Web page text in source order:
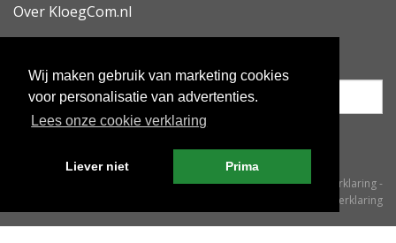
Wij maken gebruik van marketing cookies
voor personalisatie van advertenties.
Lees onze cookie verklaring
Liever niet Prima
Over KloegCom.nl
Algemene voorwaarden-Cookieverklaring-
Privacyverklaring